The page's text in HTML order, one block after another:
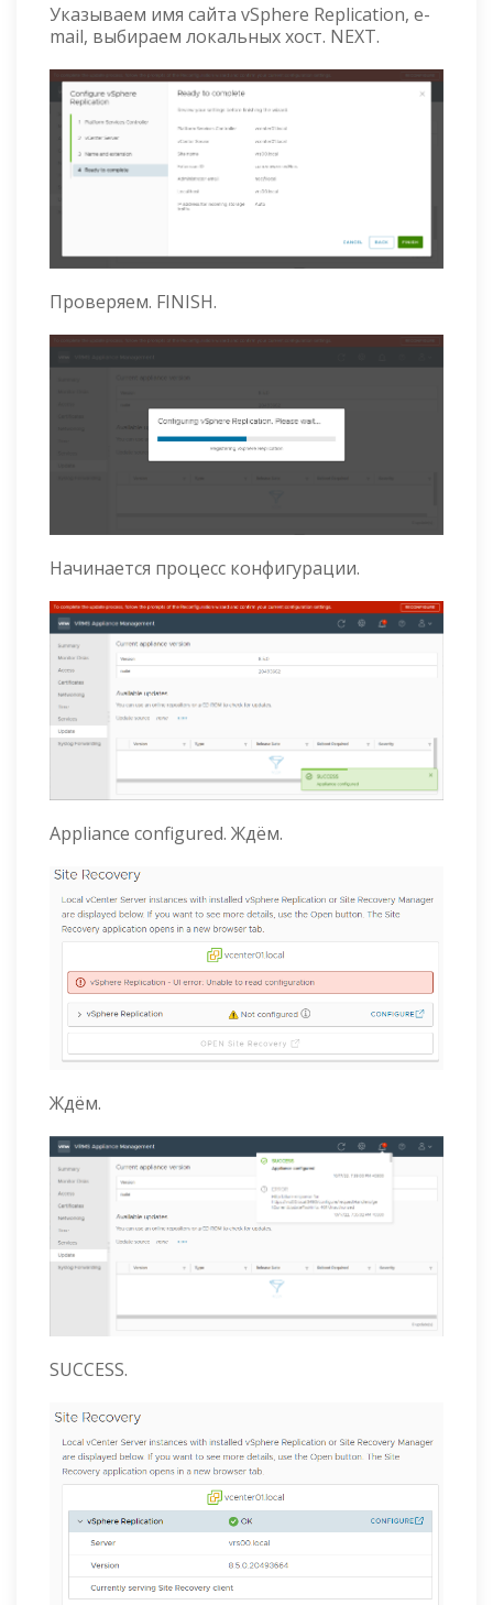
Указываем имя сайта vSphere Replication, e-
mail, выбираем локальных хост. NEXT.
Проверяем. FINISH.
Начинается процесс конфигурации.
Appliance configured. Ждём.
Ждём.
SUCCESS.